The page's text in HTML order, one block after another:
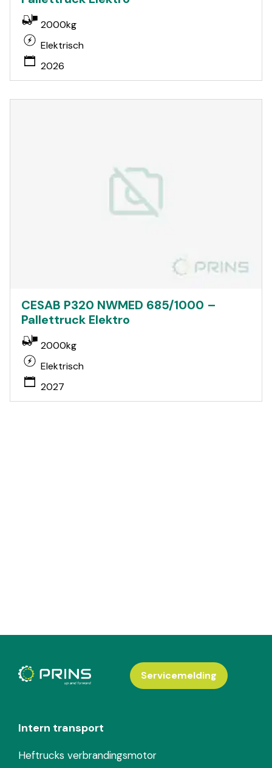
2000kg
Elektrisch
2026
CESAB P320 NWMED 685/1000 –
Pallettruck Elektro
2000kg
Elektrisch
2027
Intern transport
Heftrucks verbrandingsmotor
Servicemelding